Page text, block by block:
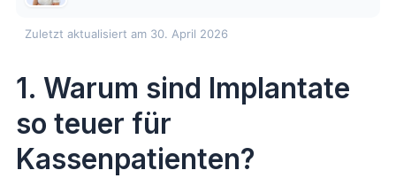
Zuletzt aktualisiert am 30. April 2026
1. Warum sind Implantate
so teuer für
Kassenpatienten?